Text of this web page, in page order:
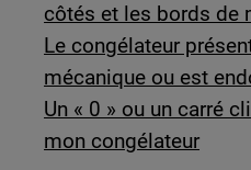
côtés et les bords de
Le congélateur
mécanique ou est
Un « 0 » ou un carré
mon congélateur